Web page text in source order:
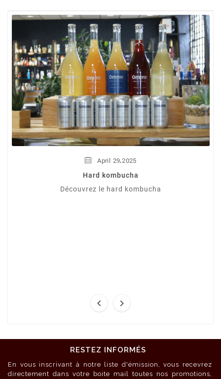
April 29,2025
Hard kombucha
Découvrez le hard kombucha
 
RESTEZ INFORMÉS
En vous inscrivant à notre liste d'émission, vous recevrez
directement dans votre boite mail toutes nos promotions,